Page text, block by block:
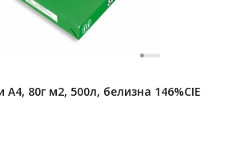
80г м2, 500л, белизна 146%CIE